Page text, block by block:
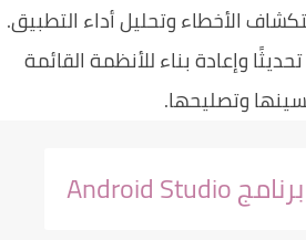
الأخطاء وتحليل أداء التطبيق.
وإعادة بناء للأنظمة القائمة
وتصليحها.
Android Studio